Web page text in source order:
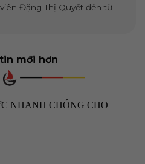
Đặng Thị Quyết đến từ
mới hơn